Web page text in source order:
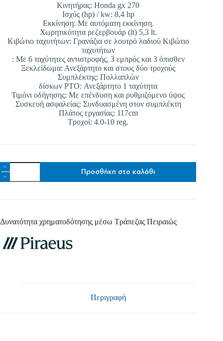
Κινητήρας: Honda gx 270
Ισχύς (hp) / kw: 8,4 hp
Εκκίνηση: Με αυτόματη εκκίνηση.
Χωρητικότητα ρεζερβουάρ (lt) 5,3 lt.
Κιβώτιο ταχυτήτων: Γρανάζια σε λουτρό λαδιού Κιβώτιο
ταχυτήτων
: Με 6 ταχύτητες αντιστροφής, 3 εμπρός και 3 όπισθεν
Ξεκλείδωμα: Ανεξάρτητο και στους δύο τροχούς
Συμπλέκτης: Πολλαπλών
δίσκων PTO: Ανεξάρτητο 1 ταχύτητα
Τιμόνι οδήγησης: Με επένδυση και ρυθμιζόμενο ύψος
Συσκευή ασφαλείας: Συνδυασμένη στον συμπλέκτη
Πλάτος εργασίας: 117cm
Τροχοί: 4.0-10 reg.
BARBIERI
MFC
C80
εργασίας:
GX
8,4
hp
Προσθήκη στο καλάθι
Δυνατότητα χρηματοδότησης μέσω Τράπεζας Πειραιώς
Περιγραφή